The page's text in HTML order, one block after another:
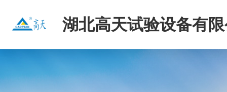
湖北高天试验设备有